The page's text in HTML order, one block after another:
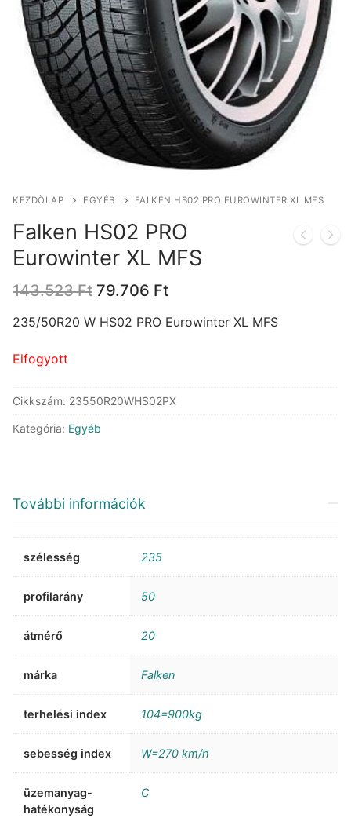
KEZDŐLAP EGYÉB FALKEN HS02 PRO EUROWINTER XL MFS
Falken HS02 PRO
Eurowinter XL MFS
143.523Ft Original
was:
79.706 FtCurrent
is:
235/50R20 W HS02 PRO Eurowinter XL MFS
Elfogyott
Cikkszám: 23550R20WHS02PX
Kategória: Egyéb
További információk
szélesség 235
profilarány 50
átmérő 20
márka Falken
terhelési index 104=900kg
sebesség index W=270 km/h
üzemanyag-
hatékonyság
C